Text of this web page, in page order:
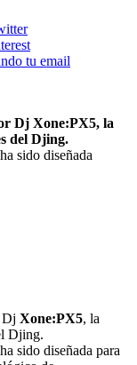
Dj Xone:PX5, la
del Djing.
sido diseñada
Dj Xone:PX5, la
Djing.
sido diseñada para